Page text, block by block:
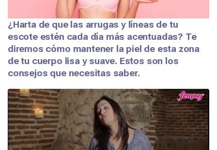
¿Harta de que las arrugas y líneas de tu
escote estén cada día más acentuadas? Te
diremos cómo mantener la piel de esta zona
de tu cuerpo lisa y suave. Estos son los
consejos que necesitas saber.